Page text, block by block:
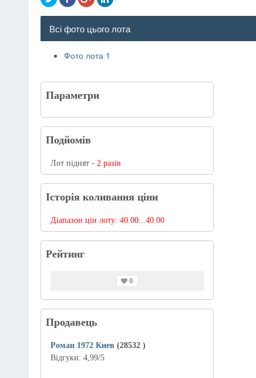
Всі фото цього лота
Фото лота 1
Параметри
Подйомів
Лот піднят - 2 разів
Історія коливання ціни
Діапазон цін лоту: 40.00...40.00
Рейтинг
0
Продавець
Роман 1972 Киев (28532 )
Відгуки: 4,99/5